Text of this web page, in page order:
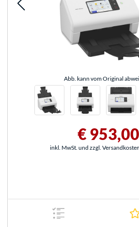
Abb. kann vom Original
€ 953,00
inkl. MwSt. und zzgl.